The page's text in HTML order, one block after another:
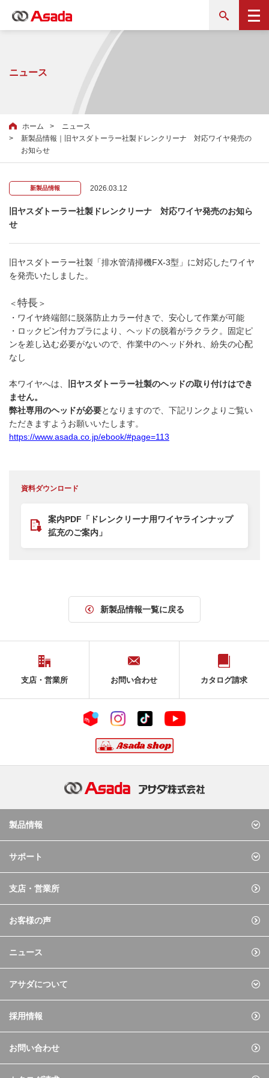
ニュース
ホーム
ニュース
新製品情報｜旧ヤスダトーラー社製ドレンクリーナ 対応ワイヤ発売の
お知らせ
新製品情報 2026.03.12
旧ヤスダトーラー社製ドレンクリーナ 対応ワイヤ発売のお知ら
せ
旧ヤスダトーラー社製「排水管清掃機FX-3型」に対応したワイヤ
を発売いたしました。
＜特長＞
・ワイヤ終端部に脱落防止カラー付きで、安心して作業が可能
・ロックピン付カプラにより、ヘッドの脱着がラクラク。固定ピ
ンを差し込む必要がないので、作業中のヘッド外れ、紛失の心配
なし
本ワイヤへは、
旧ヤスダトーラー社製のヘッドの取り付けはでき
ません。
弊社専用のヘッドが必要となりますので、下記リンクよりご覧い
ただきますようお願いいたします。
https://www.asada.co.jp/ebook/#page=113
資料ダウンロード
案内PDF「ドレンクリーナ用ワイヤラインナップ
拡充のご案内」
新製品情報一覧に戻る
支店・営業所 お問い合わせ カタログ請求
製品情報
サポート
支店・営業所
お客様の声
ニュース
アサダについて
採用情報
お問い合わせ